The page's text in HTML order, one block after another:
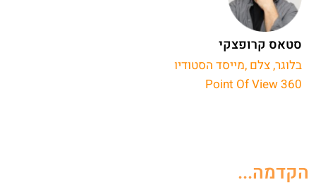
סטאס קרופצקי
בלוגר, צלם ,מייסד הסטודיו
Point Of View 360
הקדמה...